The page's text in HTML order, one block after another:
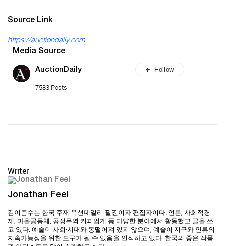
Source Link
https://auctiondaily.com
Media Source
AuctionDaily
7583 Posts
Follow
Writer
Jonathan Feel
김이준수는 한국 주재 옥션데일리 필진이자 편집자이다. 언론, 사회적경
제, 마을공동체, 공정무역 커피업계 등 다양한 분야에서 활동했고 글을 쓰
고 있다. 예술이 사회·시대와 동떨어져 있지 않으며, 예술이 지구와 인류의
지속가능성을 위한 도구가 될 수 있음을 인식하고 있다. 한국의 좋은 작품